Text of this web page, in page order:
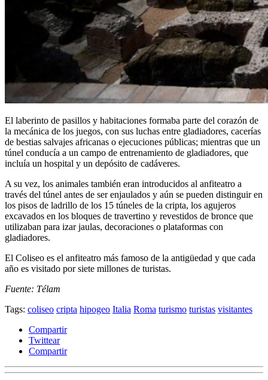
El laberinto de pasillos y habitaciones formaba parte del corazón de
la mecánica de los juegos, con sus luchas entre gladiadores, cacerías
de bestias salvajes africanas o ejecuciones públicas; mientras que un
túnel conducía a un campo de entrenamiento de gladiadores, que
incluía un hospital y un depósito de cadáveres.
A su vez, los animales también eran introducidos al anfiteatro a
través del túnel antes de ser enjaulados y aún se pueden distinguir en
los pisos de ladrillo de los 15 túneles de la cripta, los agujeros
excavados en los bloques de travertino y revestidos de bronce que
utilizaban para izar jaulas, decoraciones o plataformas con
gladiadores.
El Coliseo es el anfiteatro más famoso de la antigüedad y que cada
año es visitado por siete millones de turistas.
Fuente: Télam
Tags: coliseo cripta hipogeo Italia Roma turismo turistas visitantes
Compartir
Twittear
Compartir